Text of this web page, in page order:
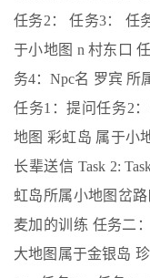
任务2： 任务3： 任
于小地图 n 村东口
务4：Npc名 罗宾 所
任务1：提问任务2
地图 彩虹岛 属于小
长辈送信 Task 2:
虹岛所属小地图岔
麦加的训练 任务二
大地图属于金银岛